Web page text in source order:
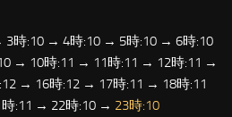
時:10 → 4時:10 → 5時:10 → 6時:10
→ 10時:11 → 11時:11 → 12時:11 →
→ 16時:12 → 17時:11 → 18時:11
:11 → 22時:10 → 23時:10